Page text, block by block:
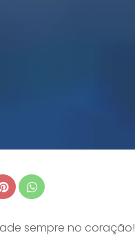
sempre no coração!